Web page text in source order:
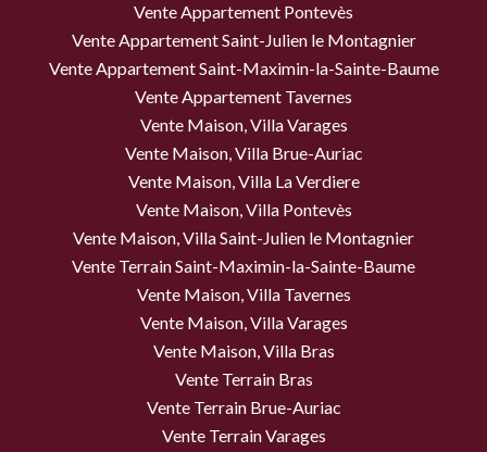
Vente Appartement Pontevès
Vente Appartement Saint-Julien le Montagnier
Vente Appartement Saint-Maximin-la-Sainte-Baume
Vente Appartement Tavernes
Vente Maison, Villa Varages
Vente Maison, Villa Brue-Auriac
Vente Maison, Villa La Verdiere
Vente Maison, Villa Pontevès
Vente Maison, Villa Saint-Julien le Montagnier
Vente Terrain Saint-Maximin-la-Sainte-Baume
Vente Maison, Villa Tavernes
Vente Maison, Villa Varages
Vente Maison, Villa Bras
Vente Terrain Bras
Vente Terrain Brue-Auriac
Vente Terrain Varages